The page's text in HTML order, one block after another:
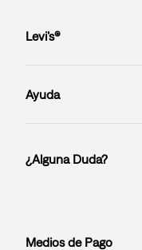
Levi’s®
Ayuda
¿Alguna Duda?
Medios de Pago